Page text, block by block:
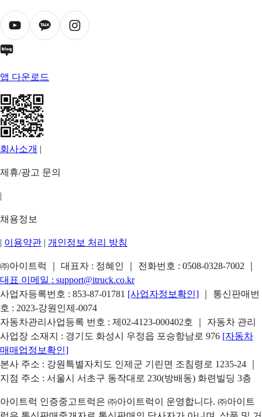
앱 다운로드
회사소개 |
제휴/광고 문의
|
채용정보
| 이용약관 | 개인정보 처리 방침
㈜아이트럭 ｜ 대표자 : 정혜인 ｜ 전화번호 : 0508-0328-7002
대표 이메일 : support@itruck.co.kr
사업자등록번호 : 853-87-01781 [사업자정보확인]
｜ 통신판매번
호 : 2023-강원인제-0074
자동차관리사업등록 번호 : 제02-4123-000402호 ｜ 자동차 관리
사업장 소재지 : 경기도 화성시 우정읍 포승항남로 976 [자동차
매매업정보확인]
본사 주소 : 강원특별자치도 인제군 기린면 조침령로 1235-24 ｜
지점 주소 : 서울시 서초구 동작대로 230(방배동) 화련빌딩 3층
아이트럭 인증중고트럭은 ㈜아이트럭이 운영합니다. ㈜아이트